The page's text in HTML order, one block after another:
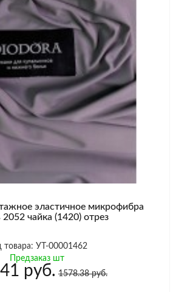
эластичное микрофибра
2052 чайка (1420) отрез
товара: УТ-00001462
Предзаказ шт
руб. 1578.38 руб.